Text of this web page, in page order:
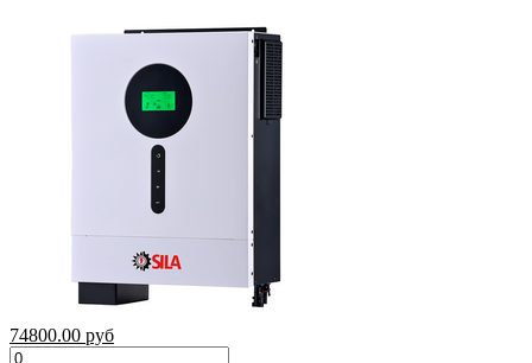
74800.00 руб